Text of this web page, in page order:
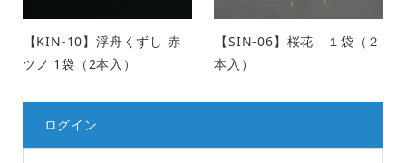
【KIN-10】浮舟くずし 赤
ツノ 1袋（2本入）
【SIN-06】桜花 １袋（２
本入）
ログイン